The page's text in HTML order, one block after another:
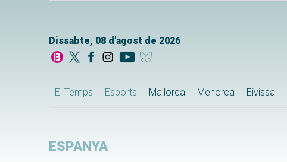
Dissabte, 08 d'agost de 2026
El Temps Esports Mallorca Menorca Eivissa
ESPANYA